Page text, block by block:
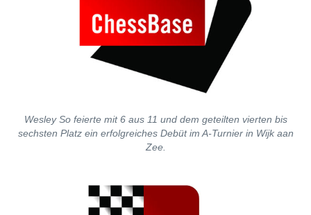
Wesley So feierte mit 6 aus 11 und dem geteilten vierten bis
sechsten Platz ein erfolgreiches Debüt im A-Turnier in Wijk aan
Zee.